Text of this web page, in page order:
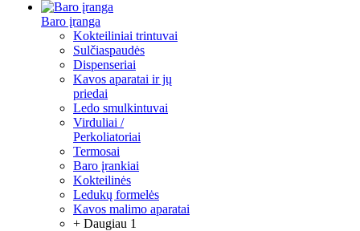
Baro įranga
Kokteiliniai trintuvai
Sulčiaspaudės
Dispenseriai
Kavos aparatai ir jų
priedai
Ledo smulkintuvai
Virduliai /
Perkoliatoriai
Termosai
Baro įrankiai
Kokteilinės
Ledukų formelės
Kavos malimo aparatai
+ Daugiau 1